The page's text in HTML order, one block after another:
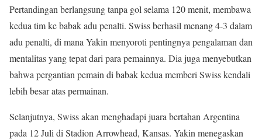
Pertandingan berlangsung tanpa gol selama 120 menit, membawa
kedua tim ke babak adu penalti. Swiss berhasil menang 4-3 dalam
adu penalti, di mana Yakin menyoroti pentingnya pengalaman dan
mentalitas yang tepat dari para pemainnya. Dia juga menyebutkan
bahwa pergantian pemain di babak kedua memberi Swiss kendali
lebih besar atas permainan.
Selanjutnya, Swiss akan menghadapi juara bertahan Argentina
pada 12 Juli di Stadion Arrowhead, Kansas. Yakin menegaskan